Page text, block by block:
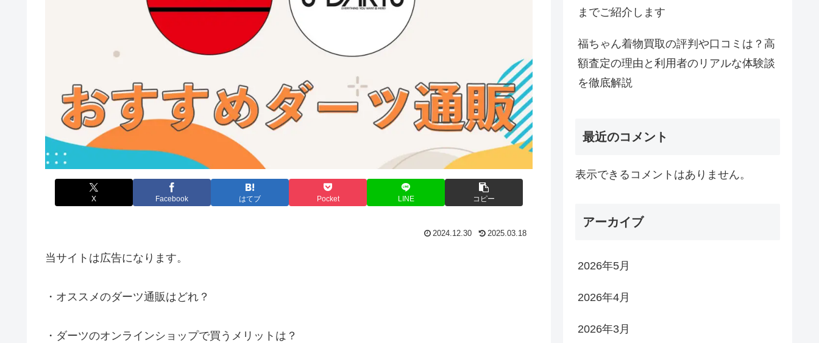
X Facebook はてブ Pocket LINE コピー
2024.12.30 2025.03.18
当サイトは広告になります。
・オススメのダーツ通販はどれ？
・ダーツのオンラインショップで買うメリットは？
までご紹介します
福ちゃん着物買取の評判や口コミは？高
額査定の理由と利用者のリアルな体験談
を徹底解説
最近のコメント
表示できるコメントはありません。
アーカイブ
2026年5月
2026年4月
2026年3月